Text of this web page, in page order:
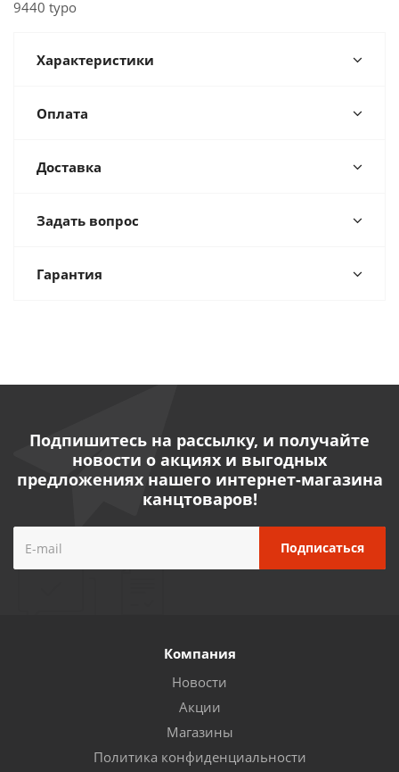
9440 typo
Характеристики
Оплата
Доставка
Задать вопрос
Гарантия
Подпишитесь на рассылку, и получайте
новости о акциях и выгодных
предложениях нашего интернет-магазина
канцтоваров!
Компания
Новости
Акции
Магазины
Политика конфиденциальности